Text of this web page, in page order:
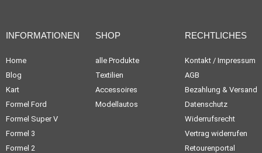
INFORMATIONEN
Home
Blog
Kart
Formel Ford
Formel Super V
Formel 3
Formel 2
SHOP
alle Produkte
Textilien
Accessoires
Modellautos
RECHTLICHES
Kontakt / Impressum
AGB
Bezahlung & Versand
Datenschutz
Widerrufsrecht
Vertrag widerrufen
Retourenportal